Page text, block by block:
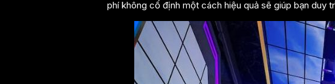
phí không cố định một cách hiệu quả sẽ giúp bạn duy